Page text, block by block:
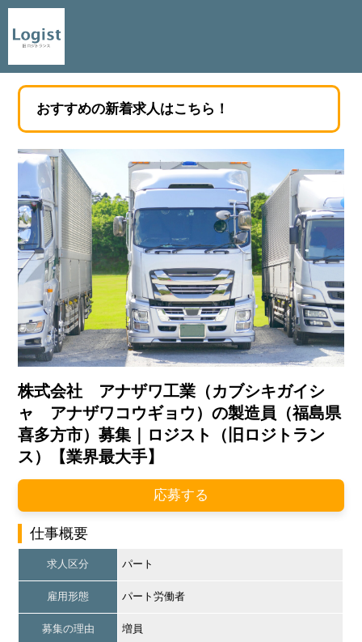
おすすめの新着求人はこちら！
株式会社 アナザワ工業（カブシキガイシ
ャ アナザワコウギョウ）の製造員（福島県
喜多方市）募集｜ロジスト（旧ロジトラン
ス）【業界最大手】
応募する
仕事概要
求人区分 パート
雇用形態 パート労働者
募集の理由 増員